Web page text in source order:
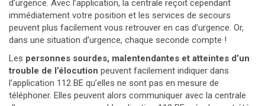
d’urgence. Avec l’application, la centrale reçoit cependant
immédiatement votre position et les services de secours
peuvent plus facilement vous retrouver en cas d’urgence. Or,
dans une situation d’urgence, chaque seconde compte !
Les personnes sourdes, malentendantes et atteintes d’un
trouble de l’élocution peuvent facilement indiquer dans
l’application 112 BE qu’elles ne sont pas en mesure de
téléphoner. Elles peuvent alors communiquer avec la centrale